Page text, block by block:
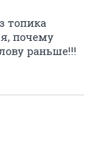
топика
почему
раньше!!!